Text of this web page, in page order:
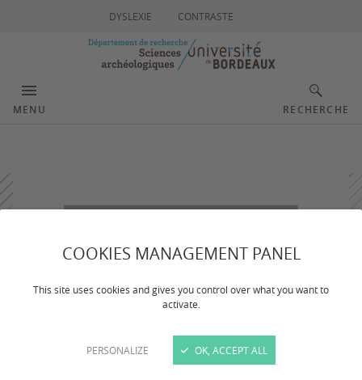
COOKIES MANAGEMENT PANEL
This site uses cookies and gives you control over what you want to
activate.
PERSONALIZE OK, ACCEPT ALL
DYSLEXIE CONTRASTE
MENU RECHERCHE